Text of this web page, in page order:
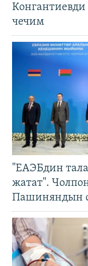
Конгантиевди
чечим
"ЕАЭБдин
жатат".
Пашиняндын